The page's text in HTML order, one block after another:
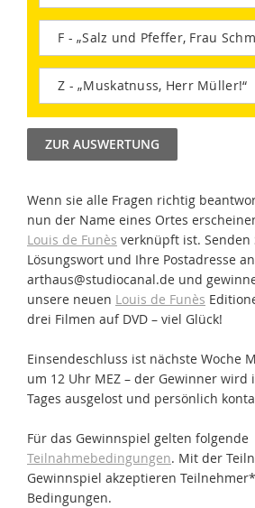
F - „Salz und Pfeffer, Frau
Z - „Muskatnuss, Herr Müller!“
ZUR AUSWERTUNG
Wenn sie alle Fragen richtig
nun der Name eines Ortes
Louis de Funès verknüpft ist. Senden
Lösungswort und Ihre Postadresse an
arthaus@studiocanal.de und
unsere neuen Louis de Funès
drei Filmen auf DVD – viel Glück!
Einsendeschluss ist nächste Woche
um 12 Uhr MEZ – der Gewinner wird
Tages ausgelost und persönlich
Für das Gewinnspiel gelten folgende
Teilnahmebedingungen. Mit der
Gewinnspiel akzeptieren
Bedingungen.